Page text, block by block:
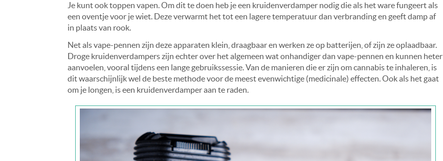
Je kunt ook toppen vapen. Om dit te doen heb je een kruidenverdamper nodig die als het ware fungeert als
een oventje voor je wiet. Deze verwarmt het tot een lagere temperatuur dan verbranding en geeft damp af
in plaats van rook.
Net als vape-pennen zijn deze apparaten klein, draagbaar en werken ze op batterijen, of zijn ze oplaadbaar.
Droge kruidenverdampers zijn echter over het algemeen wat onhandiger dan vape-pennen en kunnen heter
aanvoelen, vooral tijdens een lange gebruikssessie. Van de manieren die er zijn om cannabis te inhaleren, is
dit waarschijnlijk wel de beste methode voor de meest evenwichtige (medicinale) effecten. Ook als het gaat
om je longen, is een kruidenverdamper aan te raden.